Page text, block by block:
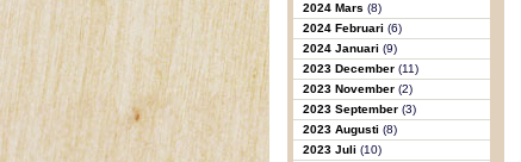
2024 Mars (8)
2024 Februari (6)
2024 Januari (9)
2023 December (11)
2023 November (2)
2023 September (3)
2023 Augusti (8)
2023 Juli (10)